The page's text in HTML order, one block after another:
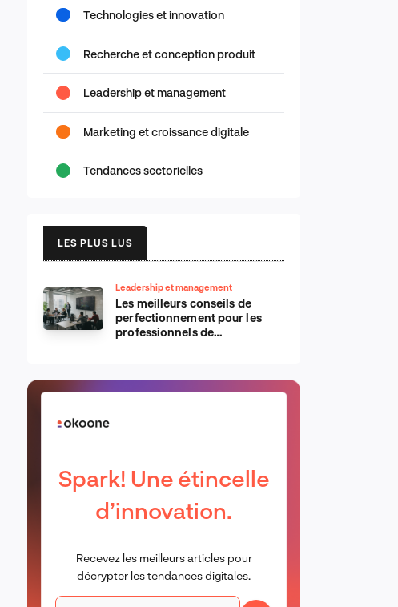
Technologies et innovation
Recherche et conception produit
Leadership et management
Marketing et croissance digitale
Tendances sectorielles
LES PLUS LUS
Leadership et management
Les meilleurs conseils de
perfectionnement pour les
professionnels de
Spark! Une étincelle
d’innovation.
Recevez les meilleurs articles pour
décrypter les tendances digitales.